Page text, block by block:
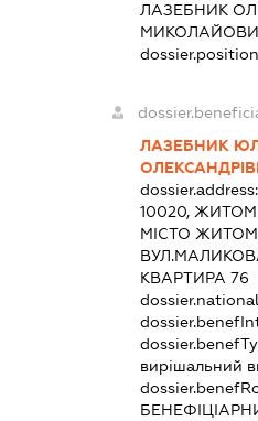
ЛАЗЕБНИК
ЛАЗЕБНИК
dossier.address:
10020,
МІСТО
КВАРТИРА 76
вирішальний